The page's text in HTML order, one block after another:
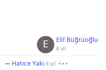
Elif Büğrüoğlu
8 yıl
E
Hatıce Yakı8 yıl